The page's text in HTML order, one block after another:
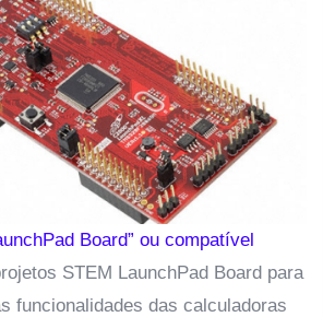
Board” ou compatível
STEM LaunchPad Board para
funcionalidades das calculadoras